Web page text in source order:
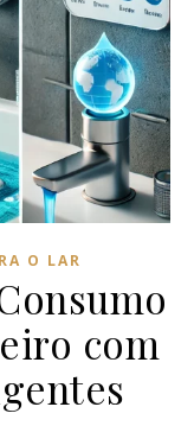
O LAR
com